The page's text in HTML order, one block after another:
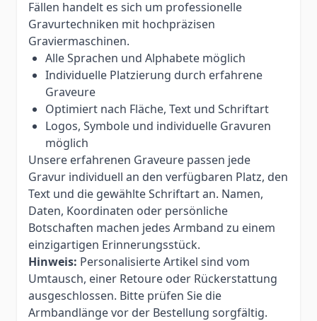
Fällen handelt es sich um professionelle
Gravurtechniken mit hochpräzisen
Graviermaschinen.
Alle Sprachen und Alphabete möglich
Individuelle Platzierung durch erfahrene
Graveure
Optimiert nach Fläche, Text und Schriftart
Logos, Symbole und individuelle Gravuren
möglich
Unsere erfahrenen Graveure passen jede
Gravur individuell an den verfügbaren Platz, den
Text und die gewählte Schriftart an. Namen,
Daten, Koordinaten oder persönliche
Botschaften machen jedes Armband zu einem
einzigartigen Erinnerungsstück.
Hinweis: Personalisierte Artikel sind vom
Umtausch, einer Retoure oder Rückerstattung
ausgeschlossen. Bitte prüfen Sie die
Armbandlänge vor der Bestellung sorgfältig.